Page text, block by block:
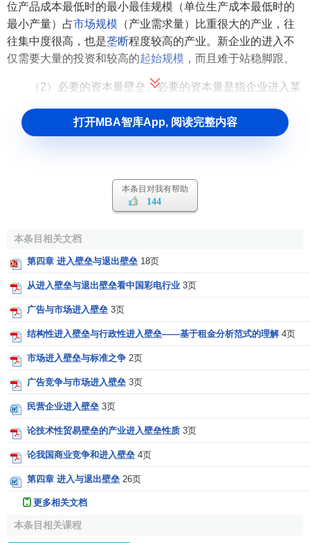
位产品成本最低时的最小最佳规模（单位生产成本最低时的
最小产量）占市场规模 （产业需求量）比重很大的产业，往
往集中度很高，也是垄断程度较高的产业。新企业的进入不
仅需要大量的投资和较高的起始规模 ，而且难于站稳脚跟。
（2）必要的资本量壁垒。必要的资本量是指企业进入某
难，壁垒就越高。
的价格卖给其他企业，那么必要资本量的巨额化不能成为强
大的壁垒。但如果按比较低的价格出售，或只能转卖一部分
费用的大小成为进入壁垒的重要因素。
（4）产品差别形成的进入壁垒。产品差别对企业产品的
销路和市场占有率有很大的影响，当由产品差别（设计、
垒。消费者对差别化产品的心理上的认同感颇深。对于原有
企业来说，他们在广告宣传上只保持原有的力度或稍加改变
即可，无需花费巨额的支出。但对于新企业，万事需从头做
起，在解决了设计和制造方面的难点之后，还要想方法使公
众相信新企业的产品与众不同，这无疑要比原有企业花费更
多的广告和设计费用。例如在汽车和家用电器行业里，原有
立与之相匹敌的系统不是一朝一夕能做到的。因此原有企业
的产品差别程度便成为一道进入壁垒。
（5）绝对费用形成的进入壁垒。既存企业一般都已占有
一些稀缺的要素和资源，购买这些要素和资源所付费用是很
大的，这就是绝对费用。相对于新企业，既存企业在绝对费
打开MBA智库App, 阅读完整内容
本条目对我有帮助
144
本条目相关文档
第四章 进入壁垒与退出壁垒 18页
从进入壁垒与退出壁垒看中国彩电行业 3页
广告与市场进入壁垒 3页
结构性进入壁垒与行政性进入壁垒——基于租金分析范式的理解 4页
市场进入壁垒与标准之争 2页
广告竞争与市场进入壁垒 3页
民营企业进入壁垒 3页
论技术性贸易壁垒的产业进入壁垒性质 3页
论我国商业竞争和进入壁垒 4页
第四章 进入与退出壁垒 26页
更多相关文档
本条目相关课程